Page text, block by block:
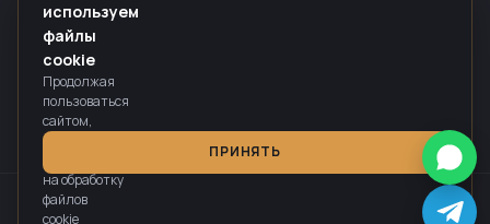
Гарантия — до 24 мес
Оплата
Политика конфиденциальности
Информация на сайте носит справочный характер и не является
используем
файлы
cookie
Продолжая
пользоваться
сайтом,
вы
на обработку
файлов
cookie
ПРИНЯТЬ